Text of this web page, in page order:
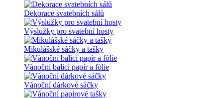
Dekorace svatebních sálů
Výslužky pro svatební hosty
Mikulášské sáčky a tašky
Vánoční balicí papír a fólie
Vánoční dárkové sáčky